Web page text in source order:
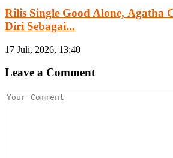
Rilis Single Good Alone, Agatha
Diri Sebagai...
17 Juli, 2026, 13:40
Leave a Comment